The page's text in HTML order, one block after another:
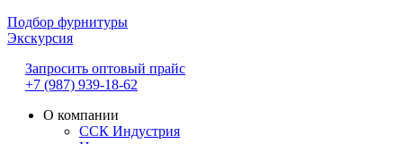
Подбор фурнитуры
Экскурсия
Запросить оптовый прайс
+7 (987) 939-18-62
О компании
ССК Индустрия